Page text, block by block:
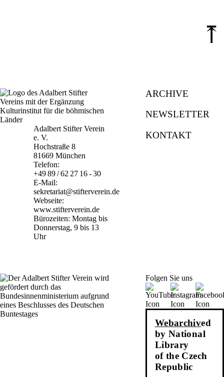
⤒
Adalbert Stifter Verein
e. V.
Hochstraße 8
81669 München
Telefon:
+49 89 / 62 27 16 - 30
E-Mail:
sekretariat@stifterverein.de
Webseite:
www.stifterverein.de
Bürozeiten: Montag bis
Donnerstag, 9 bis 13
Uhr
ARCHIVE
NEWSLETTER
KONTAKT
Folgen Sie uns
Webarchived
by National
Library
of the Czech
Republic